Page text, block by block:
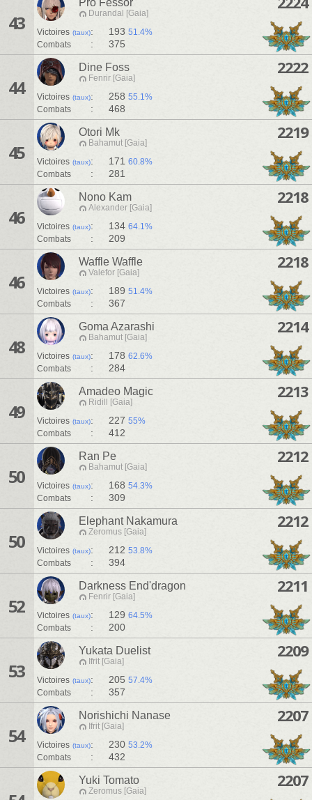
43
Pro Fessor
Durandal [Gaia]
Victoires (taux): 193 51.4%
Combats
: 375
44
Dine Foss
Fenrir [Gaia]
Victoires (taux): 258 55.1%
Combats
: 468
2222
45
Otori Mk
Bahamut [Gaia]
Victoires (taux): 171 60.8%
Combats
: 281
2219
46
Nono Kam
Alexander [Gaia]
Victoires (taux): 134 64.1%
Combats
: 209
2218
46
Waffle Waffle
Valefor [Gaia]
Victoires (taux): 189 51.4%
Combats
: 367
2218
48
Goma Azarashi
Bahamut [Gaia]
Victoires (taux): 178 62.6%
Combats
: 284
2214
49
Amadeo Magic
Ridill [Gaia]
Victoires (taux): 227 55%
Combats
: 412
2213
50
Ran Pe
Bahamut [Gaia]
Victoires (taux): 168 54.3%
Combats
: 309
2212
50
Elephant Nakamura
Zeromus [Gaia]
Victoires (taux): 212 53.8%
Combats
: 394
2212
52
Darkness End'dragon
Fenrir [Gaia]
Victoires (taux): 129 64.5%
Combats
: 200
2211
53
Yukata Duelist
Ifrit [Gaia]
Victoires (taux): 205 57.4%
Combats
: 357
2209
54
Norishichi Nanase
Ifrit [Gaia]
Victoires (taux): 230 53.2%
Combats
: 432
2207
Yuki Tomato
Zeromus [Gaia]
2207